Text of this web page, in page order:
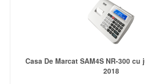
Casa De Marcat SAM4S NR-300
2018